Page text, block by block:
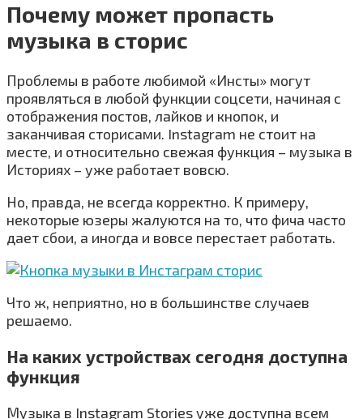
Почему может пропасть
музыка в сторис
Проблемы в работе любимой «Инсты» могут
проявляться в любой функции соцсети, начиная с
отображения постов, лайков и кнопок, и
заканчивая сторисами. Instagram не стоит на
месте, и относительно свежая функция – музыка в
Историях – уже работает вовсю.
Но, правда, не всегда корректно. К примеру,
некоторые юзеры жалуются на то, что фича часто
дает сбои, а иногда и вовсе перестает работать.
Что ж, неприятно, но в большинстве случаев
решаемо.
На каких устройствах сегодня доступна
функция
Музыка в Instagram Stories уже доступна всем